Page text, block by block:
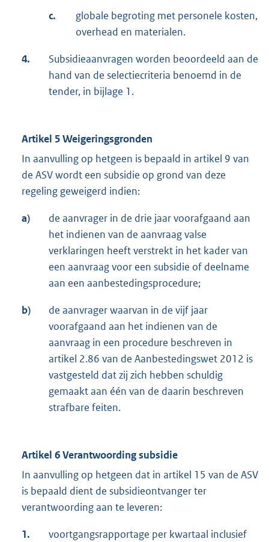
c.
globale begroting met personele kosten,
overhead en materialen.
4.
Subsidieaanvragen worden beoordeeld aan de
hand van de selectiecriteria benoemd in de
tender, in bijlage 1.
Artikel 5 Weigeringsgronden
In aanvulling op hetgeen is bepaald in artikel 9 van
de ASV wordt een subsidie op grond van deze
regeling geweigerd indien:
a)
de aanvrager in de drie jaar voorafgaand aan
het indienen van de aanvraag valse
verklaringen heeft verstrekt in het kader van
een aanvraag voor een subsidie of deelname
aan een aanbestedingsprocedure;
b)
de aanvrager waarvan in de vijf jaar
voorafgaand aan het indienen van de
aanvraag in een procedure beschreven in
artikel 2.86 van de Aanbestedingswet 2012 is
vastgesteld dat zij zich hebben schuldig
gemaakt aan één van de daarin beschreven
strafbare feiten.
Artikel 6 Verantwoording subsidie
In aanvulling op hetgeen dat in artikel 15 van de ASV
is bepaald dient de subsidieontvanger ter
verantwoording aan te leveren:
1.
voortgangsrapportage per kwartaal inclusief